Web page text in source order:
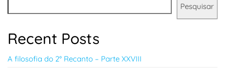
Pesquisar
Recent Posts
A filosofia do 2° Recanto – Parte XXVIII